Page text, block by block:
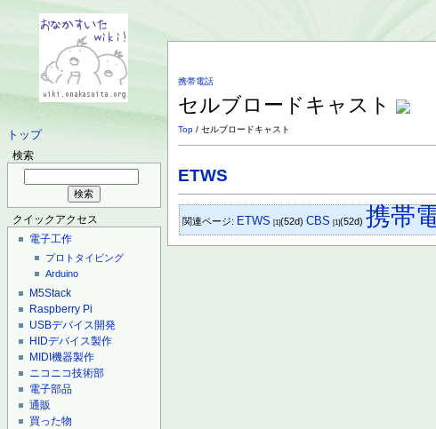
トップ
検索
クイックアクセス
電子工作
プロトタイピング
Arduino
M5Stack
Raspberry Pi
USBデバイス開発
HIDデバイス製作
MIDI機器製作
ニコニコ技術部
電子部品
通販
買った物
携帯電話
セルブロードキャスト
Top / セルブロードキャスト
ETWS
関連ページ: ETWS [1](52d)CBS [1](52d)携帯